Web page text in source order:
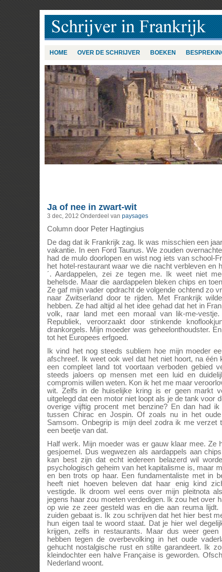
HOME OVER DE SCHRIJVER BOEKEN
Ja of nee in zwart-wit
3 dec, 2012 Onderdeel van paysages
Column door Peter Hagtingius
De dag dat ik Frankrijk zag. Ik was misschien een
vakantie. In een Ford Taunus. We zouden
had de mulo doorlopen en wist nog iets van school-
het hotel-restaurant waar we die nacht verbleven en
´. Aardappelen, zei ze tegen me. Ik weet niet
behelsde. Maar die aardappelen bleken chips en
Ze gaf mijn vader opdracht de volgende ochtend zo
naar Zwitserland door te rijden. Met Frankrijk
hebben. Ze had altijd al het idee gehad dat het in
volk, raar land met een moraal van lik-me-
Republiek, veroorzaakt door stinkende
drankorgels. Mijn moeder was geheelonthoudster.
tot het Europees erfgoed.
Ik vind het nog steeds subliem hoe mijn moeder
afschreef. Ik weet ook wel dat het niet hoort, na één
een compleet land tot voortaan verboden gebied
steeds jaloers op mensen met een luid en
compromis willen weten. Kon ik het me maar
wit. Zelfs in de huiselijke kring is er geen markt
uitgelegd dat een motor niet loopt als je de tank voor
overige vijftig procent met benzine? En dan had ik
tussen Chirac en Jospin. Of zoals nu in het
Samsom. Onbegrip is mijn deel zodra ik me verzet
een beetje van dat.
Half werk. Mijn moeder was er gauw klaar mee. Ze
gesjoemel. Dus wegwezen als aardappels aan
kan best zijn dat echt iedereen belazerd wil
psychologisch geheim van het kapitalisme is, maar
en ben trots op haar. Een fundamentaliste met in
heeft niet hoeven beleven dat haar enig kind
vestigde. Ik droom wel eens over mijn pleitnota
jegens haar zou moeten verdedigen. Ik zou het over
op wie ze zeer gesteld was en die aan reuma
zuiden gebaat is. Ik zou schrijven dat het hier best
hun eigen taal te woord staat. Dat je hier wel
krijgen, zelfs in restaurants. Maar dus weer
hebben tegen de overbevolking in het oude
gehucht nostalgische rust en stilte garandeert. Ik
kleindochter een halve Française is geworden.
Nederland woont.